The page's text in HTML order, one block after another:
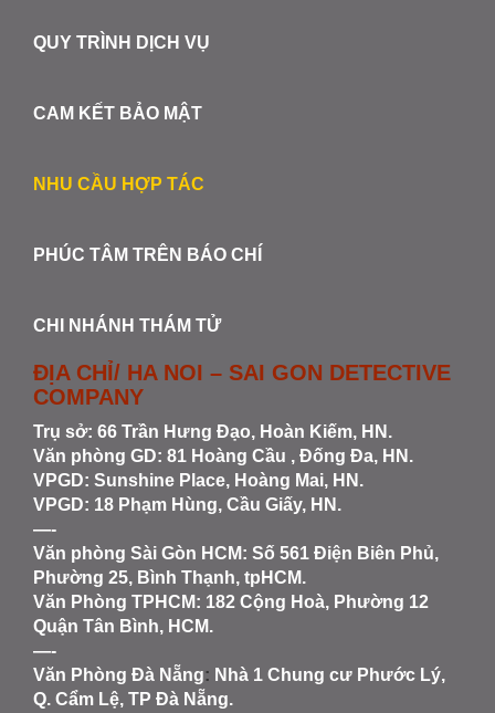
QUY TRÌNH DỊCH VỤ
CAM KẾT BẢO MẬT
NHU CẦU HỢP TÁC
PHÚC TÂM TRÊN BÁO CHÍ
CHI NHÁNH THÁM TỬ
ĐỊA CHỈ/ HA NOI – SAI GON DETECTIVE
COMPANY
Trụ sở: 66 Trần Hưng Đạo, Hoàn Kiếm, HN.
Văn phòng GD: 81 Hoàng Cầu , Đống Đa, HN.
VPGD: Sunshine Place, Hoàng Mai, HN.
VPGD: 18 Phạm Hùng, Cầu Giấy, HN.
—-
Văn phòng Sài Gòn HCM: Số 561 Điện Biên Phủ,
Phường 25, Bình Thạnh, tpHCM.
Văn Phòng TPHCM: 182 Cộng Hoà, Phường 12
Quận Tân Bình, HCM.
—-
Văn Phòng Đà Nẵng: Nhà 1 Chung cư Phước Lý,
Q. Cẩm Lệ, TP Đà Nẵng.